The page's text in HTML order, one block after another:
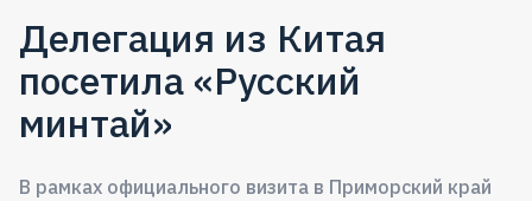
Делегация из Китая
посетила «Русский
минтай»
В рамках официального визита в Приморский край